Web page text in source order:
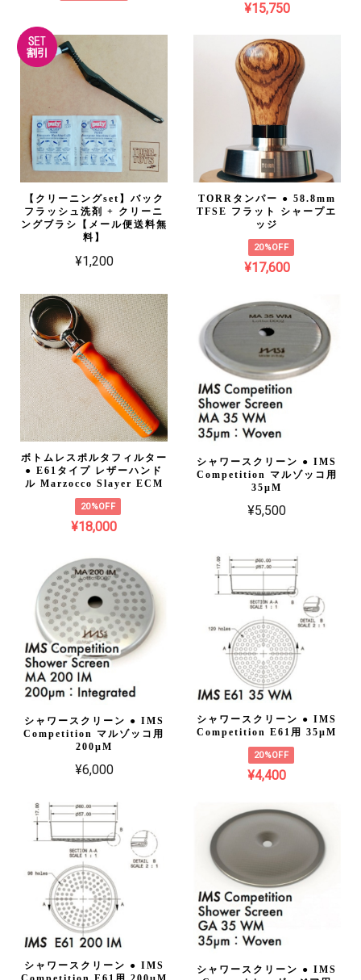
¥15,750
【クリーニングset】バック
フラッシュ洗剤 + クリーニ
ングブラシ【メール便送料無
料】
¥1,200
TORRタンパー ● 58.8mm
TFSE フラット シャープエ
ッジ
20%OFF
¥17,600
ボトムレスポルタフィルター
● E61タイプ レザーハンド
ル Marzocco Slayer ECM
20%OFF
¥18,000
シャワースクリーン ● IMS
Competition マルゾッコ用
35µM
¥5,500
シャワースクリーン ● IMS
Competition マルゾッコ用
200µM
¥6,000
シャワースクリーン ● IMS
Competition E61用 35µM
20%OFF
¥4,400
シャワースクリーン ● IMS
シャワースクリーン ● IMS